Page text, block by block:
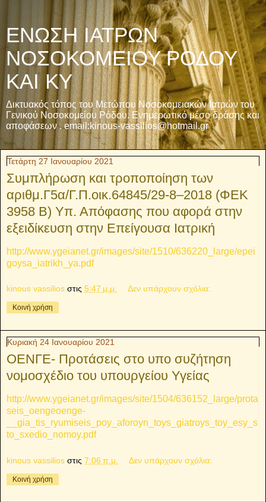
ΕΝΩΣΗ ΙΑΤΡΩΝ
ΝΟΣΟΚΟΜΕΙΟΥ ΡΟΔΟΥ
ΚΑΙ ΚΥ
Δικτυακός τόπος του Μετώπου Νοσοκομειακών Ιατρών του
Γενικού Νοσοκομείου Ρόδου. Ενημερωτικό μέσο δράσης και
αποφάσεων . email:kinous-vassilios@hotmail.gr
Τετάρτη 27 Ιανουαρίου 2021
Συμπλήρωση και τροποποίηση των
αριθμ.Γ5α/Γ.Π.οικ.64845/29-8–2018 (ΦΕΚ
3958 Β) Υπ. Απόφασης που αφορά στην
εξειδίκευση στην Επείγουσα Ιατρική
http://www.ygeianet.gr/images/site/1510/636220_large/epei
goysa_iatrikh_ya.pdf
kinous vassilios στις 5:47 μ.μ. Δεν υπάρχουν σχόλια:
Κοινή χρήση
Κυριακή 24 Ιανουαρίου 2021
ΟΕΝΓΕ- Προτάσεις στο υπο συζήτηση
νομοσχέδιο του υπουργείου Υγείας
http://www.ygeianet.gr/images/site/1504/636152_large/prota
seis_oengeoenge-
__gia_tis_ryumiseis_poy_aforoyn_toys_giatroys_toy_esy_s
to_sxedio_nomoy.pdf
kinous vassilios στις 7:06 π.μ. Δεν υπάρχουν σχόλια:
Κοινή χρήση